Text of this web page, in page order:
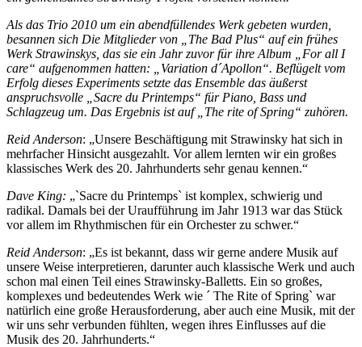
Als das Trio 2010 um ein abendfüllendes Werk gebeten wurden,
besannen sich Die Mitglieder von „The Bad Plus“ auf ein frühes
Werk Strawinskys, das sie ein Jahr zuvor für ihre Album „For all I
care“ aufgenommen hatten: „Variation d´Apollon“. Beflügelt vom
Erfolg dieses Experiments setzte das Ensemble das äußerst
anspruchsvolle „Sacre du Printemps“ für Piano, Bass und
Schlagzeug um. Das Ergebnis ist auf „The rite of Spring“ zuhören.
Reid Anderson: „Unsere Beschäftigung mit Strawinsky hat sich in
mehrfacher Hinsicht ausgezahlt. Vor allem lernten wir ein großes
klassisches Werk des 20. Jahrhunderts sehr genau kennen.“
Dave King: „`Sacre du Printemps` ist komplex, schwierig und
radikal. Damals bei der Uraufführung im Jahr 1913 war das Stück
vor allem im Rhythmischen für ein Orchester zu schwer.“
Reid Anderson: „Es ist bekannt, dass wir gerne andere Musik auf
unsere Weise interpretieren, darunter auch klassische Werk und auch
schon mal einen Teil eines Strawinsky-Balletts. Ein so großes,
komplexes und bedeutendes Werk wie ´ The Rite of Spring` war
natürlich eine große Herausforderung, aber auch eine Musik, mit der
wir uns sehr verbunden fühlten, wegen ihres Einflusses auf die
Musik des 20. Jahrhunderts.“